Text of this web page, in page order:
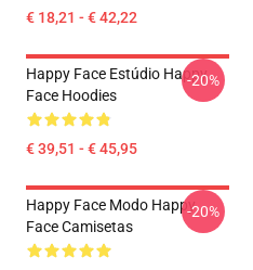
€ 18,21 - € 42,22
Happy Face Estúdio Happy
Face Hoodies
€ 39,51 - € 45,95
-20%
Happy Face Modo Happy
Face Camisetas
-20%